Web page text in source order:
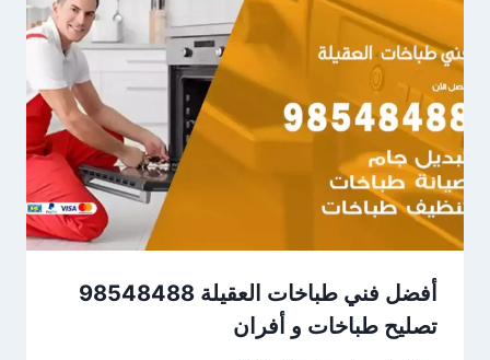
أفضل فني طباخات العقيلة 98548488
تصليح طباخات و أفران